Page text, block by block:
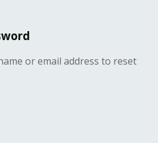
or email address to reset